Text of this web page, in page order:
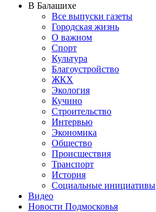
В Балашихе
Все выпуски газеты
Городская жизнь
О важном
Спорт
Культура
Благоустройство
ЖКХ
Экология
Кучино
Строительство
Интервью
Экономика
Общество
Происшествия
Транспорт
История
Социальные инициативы
Видео
Новости Подмосковья